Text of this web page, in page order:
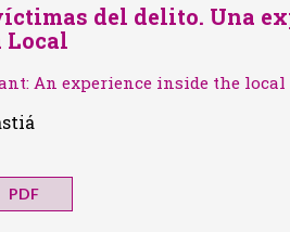
del delito. Una
Local
An experience inside the local
PDF